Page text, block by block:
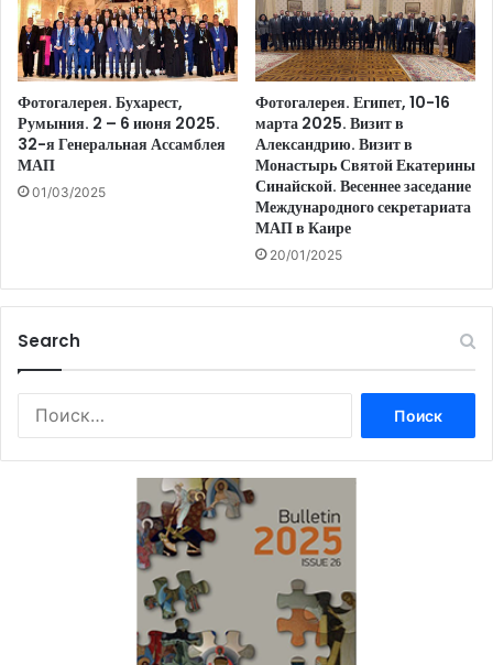
Фотогалерея. Бухарест,
Румыния. 2 – 6 июня 2025.
32-я Генеральная Ассамблея
МАП
01/03/2025
Фотогалерея. Египет, 10-16
марта 2025. Визит в
Александрию. Визит в
Монастырь Святой Екатерины
Синайской. Весеннее заседание
Международного секретариата
МАП в Каире
20/01/2025
Search